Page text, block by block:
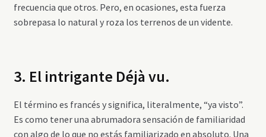
frecuencia que otros. Pero, en ocasiones, esta fuerza
sobrepasa lo natural y roza los terrenos de un vidente.
3. El intrigante Déjà vu.
El término es francés y significa, literalmente, “ya visto”.
Es como tener una abrumadora sensación de familiaridad
con algo de lo que no estás familiarizado en absoluto. Una